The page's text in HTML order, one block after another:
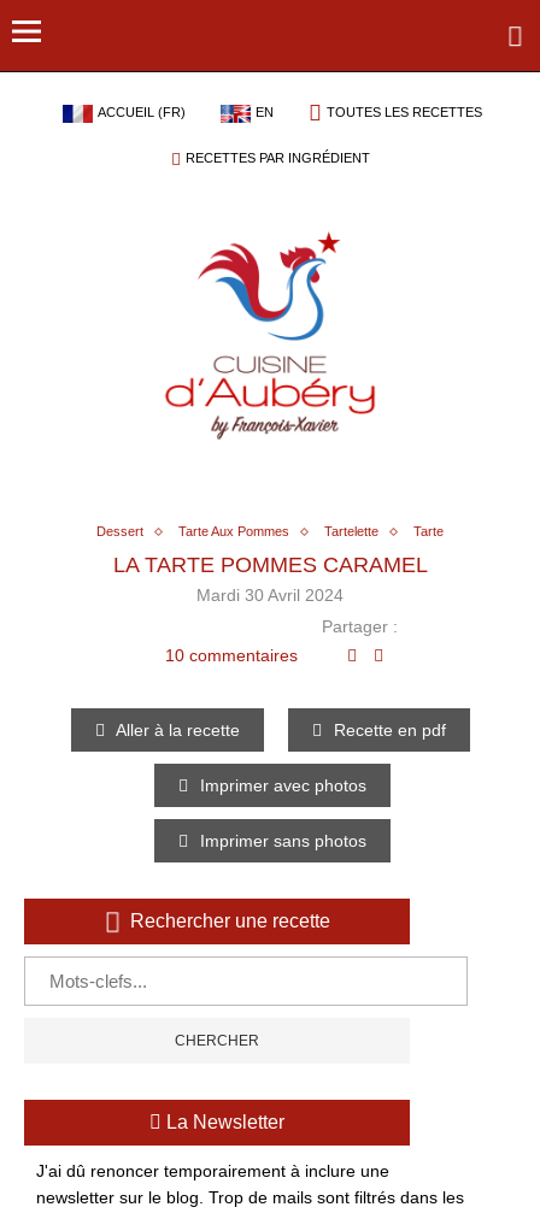
ACCUEIL (FR) EN TOUTES LES RECETTES
RECETTES PAR INGRÉDIENT
Dessert Tarte Aux Pommes Tartelette Tarte
LA TARTE POMMES CARAMEL
Mardi 30 Avril 2024
10 commentaires
Partager :
Aller à la recette Recette en pdf
Imprimer avec photos
Imprimer sans photos
Rechercher une recette
La Newsletter
J'ai dû renoncer temporairement à inclure une
newsletter sur le blog. Trop de mails sont filtrés dans les